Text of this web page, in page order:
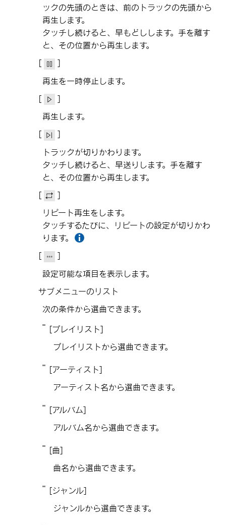
ックの先頭のときは、前のトラックの先頭から
再生します。
タッチし続けると、早もどしします。手を離す
と、その位置から再生します。
[‍
‍]
再生を一時停止します。
[‍
‍]
再生します。
[‍
‍]
トラックが切りかわります。
タッチし続けると、早送りします。手を離す
と、その位置から再生します。
[‍
‍]
リピート再生をします。
タッチするたびに、リピートの設定が切りかわ
ります。
[‍
‍]
設定可能な項目を表示します。
サブメニューのリスト
次の条件から選曲できます。
[‍プレイリスト‍]
プレイリストから選曲できます。
[‍アーティスト‍]
アーティスト名から選曲できます。
[‍アルバム‍]
アルバム名から選曲できます。
[‍曲‍]
曲名から選曲できます。
[‍ジャンル‍]
ジャンルから選曲できます。